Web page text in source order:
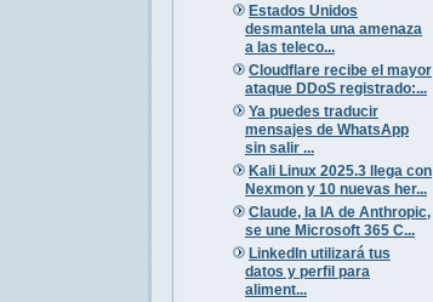
Estados Unidos
desmantela una amenaza
a las teleco...
Cloudflare recibe el mayor
ataque DDoS registrado:...
Ya puedes traducir
mensajes de WhatsApp
sin salir ...
Kali Linux 2025.3 llega con
Nexmon y 10 nuevas her...
Claude, la IA de Anthropic,
se une Microsoft 365 C...
LinkedIn utilizará tus
datos y perfil para
aliment...